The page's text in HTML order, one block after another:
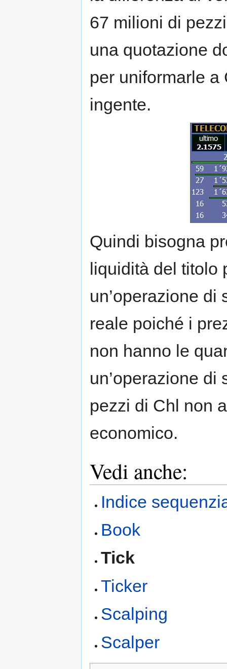
67 milioni di
una quotazione
per uniformarle a
ingente.
Quindi bisogna
liquidità del titolo
un’operazione
reale poiché i
non hanno le
un’operazione di
pezzi di Chl non
economico.
Vedi anche:
Indice
Book
Tick
Ticker
Scalping
Scalper